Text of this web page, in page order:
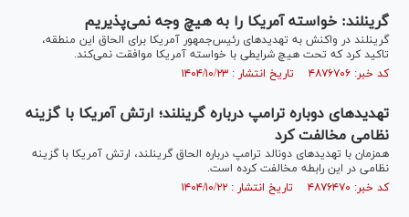
گرینلند: خواسته آمریکا را به هیچ وجه نمی‌پذیریم
گرینلند در واکنش به تهدیدهای رئیس‌جمهور آمریکا برای الحاق این منطقه،
تاکید کرد که تحت هیچ شرایطی با خواسته آمریکا موافقت نمی‌کند.
کد خبر: ۴۸۷۶۷۰۶ تاریخ انتشار : ۱۴۰۴/۱۰/۲۳
تهدیدهای دوباره ترامپ درباره گرینلند؛ ارتش آمریکا با گزینه
نظامی مخالفت کرد
همزمان با تهدیدهای دونالد ترامپ درباره الحاق گرینلند، ارتش آمریکا با گزینه
نظامی در این رابطه مخالفت کرده است.
کد خبر: ۴۸۷۶۴۷۰ تاریخ انتشار : ۱۴۰۴/۱۰/۲۲